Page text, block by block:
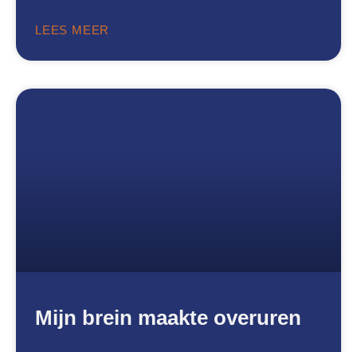
LEES MEER
Mijn brein maakte overuren